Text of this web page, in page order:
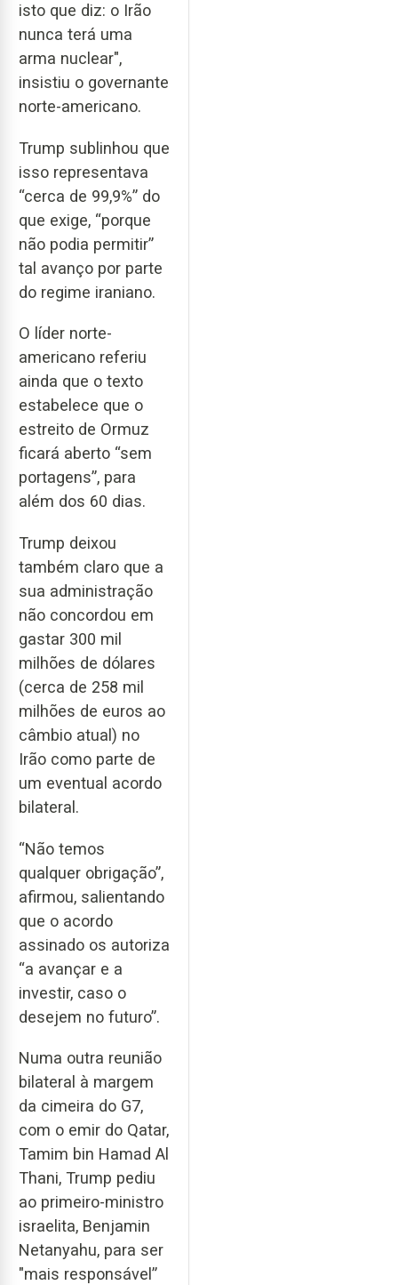
isto que diz: o Irão
nunca terá uma
arma nuclear",
insistiu o governante
norte-americano.
Trump sublinhou que
isso representava
“cerca de 99,9%” do
que exige, “porque
não podia permitir”
tal avanço por parte
do regime iraniano.
O líder norte-
americano referiu
ainda que o texto
estabelece que o
estreito de Ormuz
ficará aberto “sem
portagens”, para
além dos 60 dias.
Trump deixou
também claro que a
sua administração
não concordou em
gastar 300 mil
milhões de dólares
(cerca de 258 mil
milhões de euros ao
câmbio atual) no
Irão como parte de
um eventual acordo
bilateral.
“Não temos
qualquer obrigação”,
afirmou, salientando
que o acordo
assinado os autoriza
“a avançar e a
investir, caso o
desejem no futuro”.
Numa outra reunião
bilateral à margem
da cimeira do G7,
com o emir do Qatar,
Tamim bin Hamad Al
Thani, Trump pediu
ao primeiro-ministro
israelita, Benjamin
Netanyahu, para ser
"mais responsável”